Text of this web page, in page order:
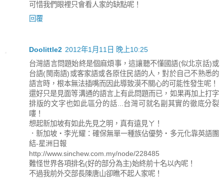
可惜我們眼裡只會看人家的缺點呢！
回覆
Doolittle2 2012年1月11日 晚上10:25
台灣語言問題始終是個麻煩事，這讓聽不懂國語(似北京話)或
台語(閩南語)或客家語或各原住民語的人，對於自己不熟悉的
語言時，根本無法插嘴而因此導致漠不關心的可能性發生呢！
還好只是見面等溝通的語言上有此問題而已，如果再加上打字
排版的文字也如此區分的話...台灣可就名副其實的徹底分裂
嘍！
想起新加坡有如此先見之明，真有遠見ㄚ！
．新加坡‧李光耀：確保無單一種族佔優勢‧多元化靠英語團
結-星洲日報
http://www.sinchew.com.my/node/228485
難怪世界各項排名(好的部分為主)始終前十名以內呢！
不過我前外交部長陳唐山卻瞧不起人家呢！